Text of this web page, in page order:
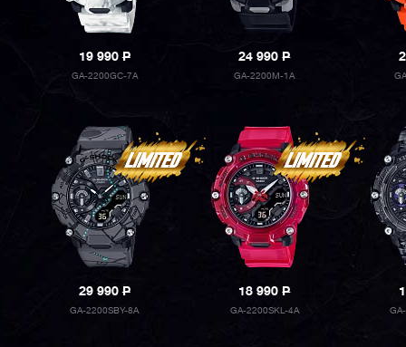
19 990P
GA-2200GC-7A
24 990P
GA-2200M-1A
29 990P
GA-2200SBY-8A
18 990P
GA-2200SKL-4A